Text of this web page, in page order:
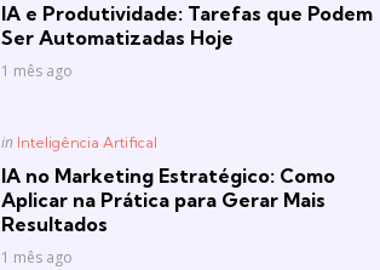
IA e Produtividade: Tarefas que Podem
Ser Automatizadas Hoje
1 mês ago
Posted
in Inteligência Artifical
IA no Marketing Estratégico: Como
Aplicar na Prática para Gerar Mais
Resultados
1 mês ago